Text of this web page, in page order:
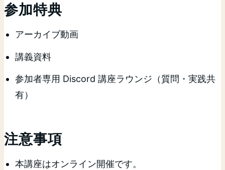
参加特典
アーカイブ動画
講義資料
参加者専用 Discord 講座ラウンジ（質問・実践共
有）
注意事項
本講座はオンライン開催です。